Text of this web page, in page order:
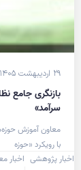
۲۹ اردیبهشت ۱۴۰۵
بازنگری جامع
سرآمد»
معاون آموزش
با رویکرد «حوزه
اخبار پژوهشی اخبار